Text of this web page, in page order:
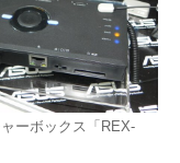
ーボックス「REX-